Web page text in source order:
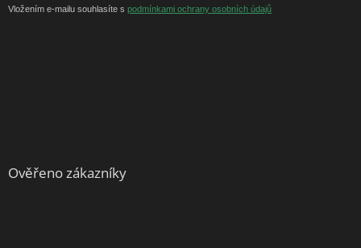
Vložením e-mailu souhlasíte s podmínkami ochrany osobních údajů
Ověřeno zákazníky